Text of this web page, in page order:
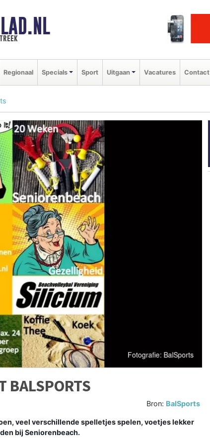
Regionaal Specials Sport Uitgaan Vacatures Contact
BALSPORTS
Bron: BalSports
veel verschillende spelletjes spelen, voetjes lekker
bij Seniorenbeach.